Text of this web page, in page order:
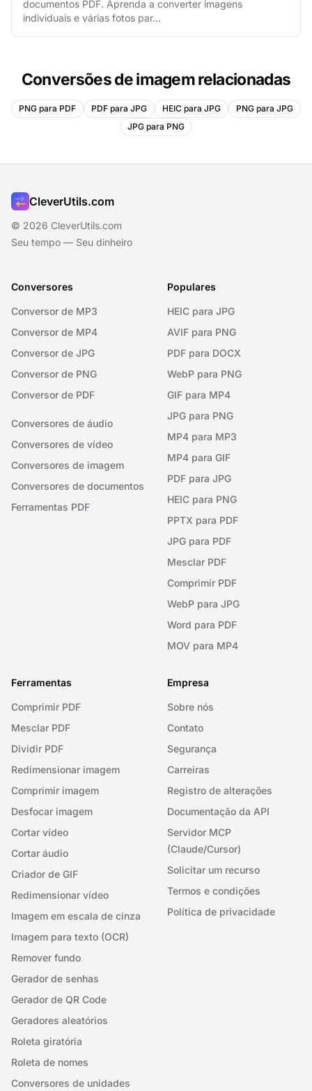
documentos PDF. Aprenda a converter imagens
individuais e várias fotos par...
Conversões de imagem relacionadas
PNG para PDF PDF para JPG HEIC para JPG
PNG para JPG
JPG para PNG
CleverUtils.com
© 2026 CleverUtils.com
Seu tempo — Seu dinheiro
Conversores
Conversor de MP3
Conversor de MP4
Conversor de JPG
Conversor de PNG
Conversor de PDF
Conversores de áudio
Conversores de vídeo
Conversores de imagem
Conversores de documentos
Ferramentas PDF
Populares
HEIC para JPG
AVIF para PNG
PDF para DOCX
WebP para PNG
GIF para MP4
JPG para PNG
MP4 para MP3
MP4 para GIF
PDF para JPG
HEIC para PNG
PPTX para PDF
JPG para PDF
Mesclar PDF
Comprimir PDF
WebP para JPG
Word para PDF
MOV para MP4
Ferramentas
Comprimir PDF
Mesclar PDF
Dividir PDF
Redimensionar imagem
Comprimir imagem
Desfocar imagem
Cortar vídeo
Cortar áudio
Criador de GIF
Redimensionar vídeo
Imagem em escala de cinza
Imagem para texto (OCR)
Remover fundo
Gerador de senhas
Gerador de QR Code
Geradores aleatórios
Roleta giratória
Roleta de nomes
Conversores de unidades
Empresa
Sobre nós
Contato
Segurança
Carreiras
Registro de alterações
Documentação da API
Servidor MCP
(Claude/Cursor)
Solicitar um recurso
Termos e condições
Política de privacidade